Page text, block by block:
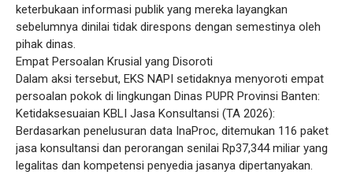
keterbukaan informasi publik yang mereka layangkan
sebelumnya dinilai tidak direspons dengan semestinya oleh
pihak dinas.
​Empat Persoalan Krusial yang Disoroti
​Dalam aksi tersebut, EKS NAPI setidaknya menyoroti empat
persoalan pokok di lingkungan Dinas PUPR Provinsi Banten:
​Ketidaksesuaian KBLI Jasa Konsultansi (TA 2026):
Berdasarkan penelusuran data InaProc, ditemukan 116 paket
jasa konsultansi dan perorangan senilai Rp37,344 miliar yang
legalitas dan kompetensi penyedia jasanya dipertanyakan.